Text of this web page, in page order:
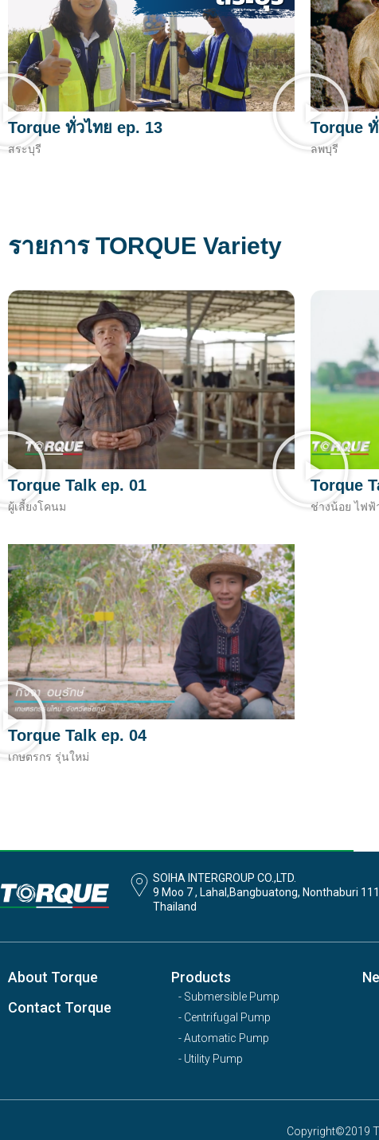
Torque ทั่วไทย ep. 13
สระบุรี
Torque
ลพบุรี
รายการ TORQUE Variety​
Torque Talk ep. 01
ผู้เลี้ยงโคนม
Torque
ช่างน้อย ไฟฟ้
Torque Talk ep. 04
เกษตรกร รุ่นใหม่
SOIHA INTERGROUP CO.,LTD.
9 Moo 7 , Lahal,Bangbuatong, Nonthaburi
Thailand
About Torque
Contact Torque
Products
- Submersible Pump
- Centrifugal Pump
- Automatic Pump
- Utility Pump
Copyright©2019